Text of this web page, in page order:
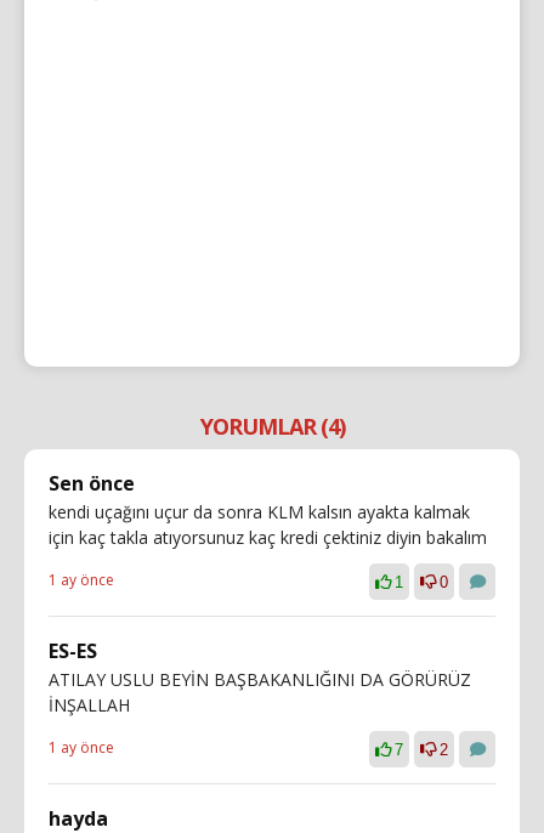
YORUMLAR (4)
Sen önce
kendi uçağını uçur da sonra KLM kalsın ayakta kalmak
için kaç takla atıyorsunuz kaç kredi çektiniz diyin bakalım
1 ay önce 1 0
ES-ES
ATILAY USLU BEYİN BAŞBAKANLIĞINI DA GÖRÜRÜZ
İNŞALLAH
1 ay önce 7 2
hayda